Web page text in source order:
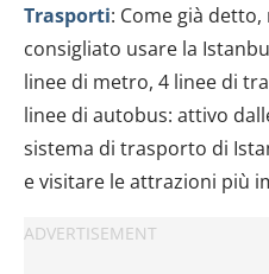
Trasporti: Come già
consigliato usare la
linee di metro, 4 linee di
linee di autobus: attivo
sistema di trasporto di
e visitare le attrazioni più